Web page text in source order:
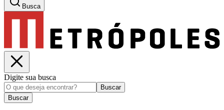
Busca
Digite sua busca
Buscar
Buscar